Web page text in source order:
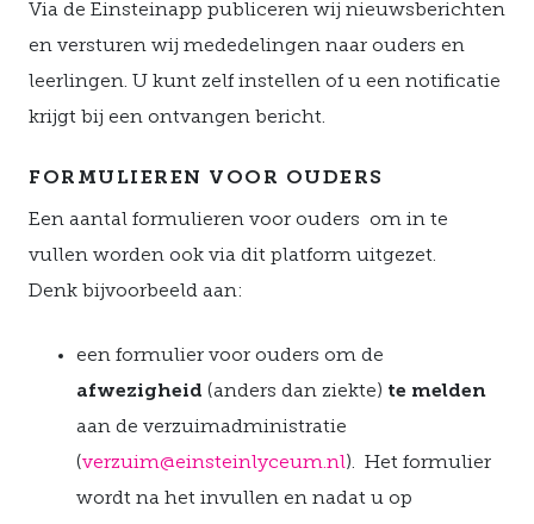
Via de Einsteinapp publiceren wij nieuwsberichten
en versturen wij mededelingen naar ouders en
leerlingen. U kunt zelf instellen of u een notificatie
krijgt bij een ontvangen bericht.
FORMULIEREN VOOR OUDERS
Een aantal formulieren voor ouders om in te
vullen worden ook via dit platform uitgezet.
Denk bijvoorbeeld aan:
een formulier voor ouders om de
afwezigheid (anders dan ziekte) te melden
aan de verzuimadministratie
(verzuim@einsteinlyceum.nl). Het formulier
wordt na het invullen en nadat u op